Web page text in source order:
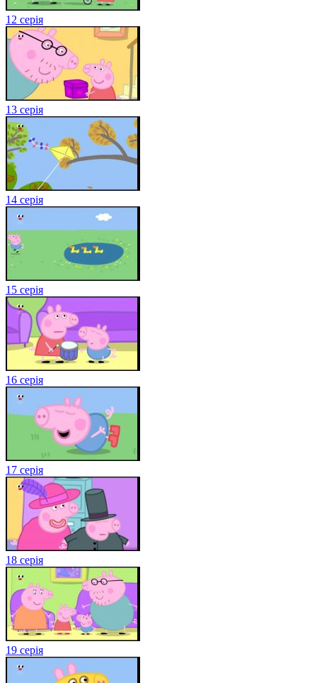
12 серія
13 серія
14 серія
15 серія
16 серія
17 серія
18 серія
19 серія